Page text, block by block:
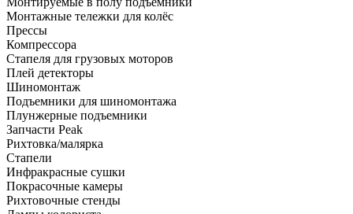
Монтажные тележки для колёс
Прессы
Компрессора
Стапеля для грузовых моторов
Плей детекторы
Шиномонтаж
Подъемники для шиномонтажа
Плунжерные подъемники
Запчасти Peak
Рихтовка/малярка
Стапели
Инфракрасные сушки
Покрасочные камеры
Рихтовочные стенды